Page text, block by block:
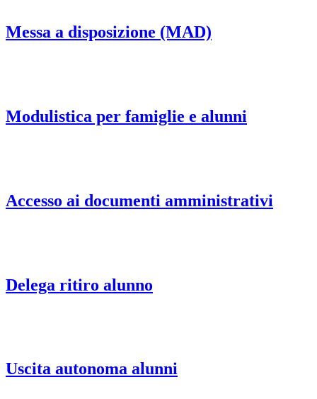
Messa a disposizione (MAD)
Modulistica per famiglie e alunni
Accesso ai documenti amministrativi
Delega ritiro alunno
Uscita autonoma alunni